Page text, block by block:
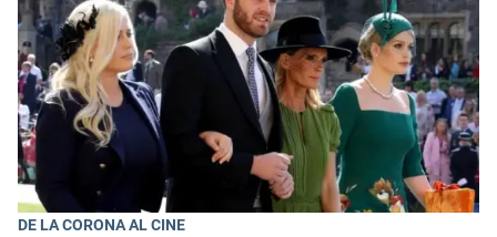
DE LA CORONA AL CINE